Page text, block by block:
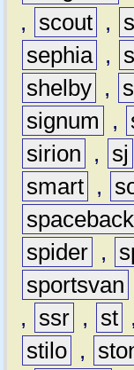
,
scout ,
sephia ,
shelby ,
signum
,
sirion
, sj
smart ,
spaceback
spider ,
sportsvan
,
ssr , st ,
stilo ,